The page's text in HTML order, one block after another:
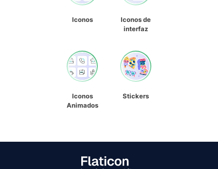
Iconos
Iconos de
interfaz
Iconos
Animados
Stickers